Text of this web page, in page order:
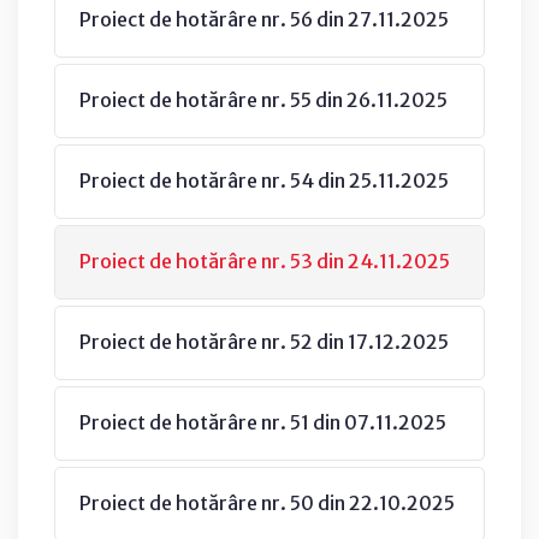
Proiect de hotărâre nr. 56 din 27.11.2025
Proiect de hotărâre nr. 55 din 26.11.2025
Proiect de hotărâre nr. 54 din 25.11.2025
Proiect de hotărâre nr. 53 din 24.11.2025
Proiect de hotărâre nr. 52 din 17.12.2025
Proiect de hotărâre nr. 51 din 07.11.2025
Proiect de hotărâre nr. 50 din 22.10.2025